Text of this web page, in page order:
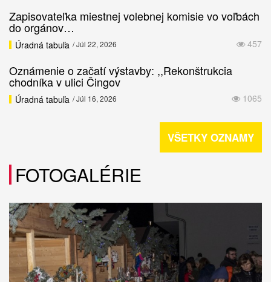
Zapisovateľka miestnej volebnej komisie vo voľbách
do orgánov…
457
Úradná tabuľa / Júl 22, 2026
Oznámenie o začatí výstavby: ,,Rekonštrukcia
chodníka v ulici Čingov
1065
Úradná tabuľa / Júl 16, 2026
VŠETKY OZNAMY
FOTOGALÉRIE